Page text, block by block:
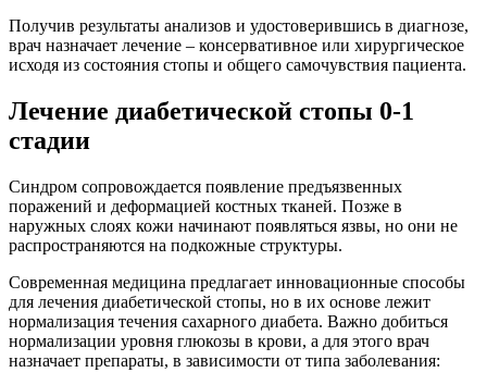
Получив результаты анализов и удостоверившись в диагнозе,
врач назначает лечение – консервативное или хирургическое
исходя из состояния стопы и общего самочувствия пациента.
Лечение диабетической стопы 0-1
стадии
Синдром сопровождается появление предъязвенных
поражений и деформацией костных тканей. Позже в
наружных слоях кожи начинают появляться язвы, но они не
распространяются на подкожные структуры.
Современная медицина предлагает инновационные способы
для лечения диабетической стопы, но в их основе лежит
нормализация течения сахарного диабета. Важно добиться
нормализации уровня глюкозы в крови, а для этого врач
назначает препараты, в зависимости от типа заболевания: